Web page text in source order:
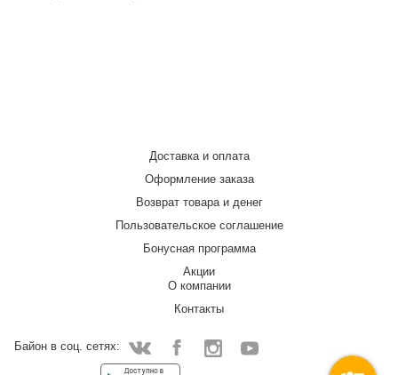
Доставка и оплата
Оформление заказа
Возврат товара и денег
Пользовательское соглашение
Бонусная программа
Акции
О компании
Контакты
Байон в соц. сетях:
VkontakteFacebook